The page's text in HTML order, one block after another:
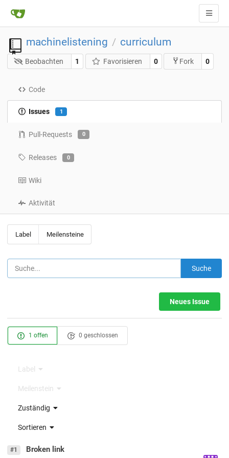
machinelistening / curriculum
Beobachten 1 Favorisieren 0 Fork 0
Code
Issues 1
Pull-Requests 0
Releases 0
Wiki
Aktivität
Label Meilensteine
Suche
Neues Issue
1 offen 0 geschlossen
Label
Meilenstein
Zuständig
Sortieren
#1 Broken link